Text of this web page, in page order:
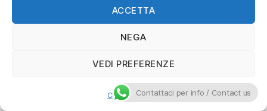
ACCETTA
NEGA
VEDI PREFERENZE
Cookie PolicyContattaci per info / Contact us